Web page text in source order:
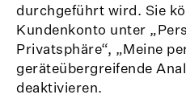
durchgeführt wird. Sie
Kundenkonto unter
Privatsphäre“, „Meine
geräteübergreifende
deaktivieren.